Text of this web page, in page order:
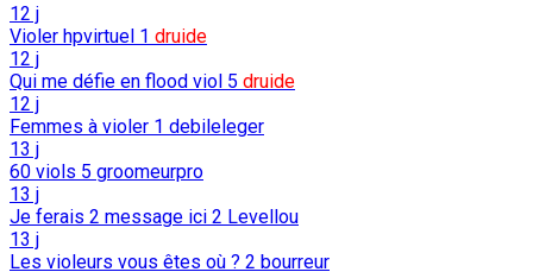
12 j
Violer hpvirtuel 1 druide
12 j
Qui me défie en flood viol 5 druide
12 j
Femmes à violer 1 debileleger
13 j
60 viols 5 groomeurpro
13 j
Je ferais 2 message ici 2 Levellou
13 j
Les violeurs vous êtes où ? 2 bourreur